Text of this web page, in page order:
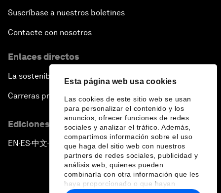
Esta página web usa cookies
Las cookies de este sitio web se usan
para personalizar el contenido y los
anuncios, ofrecer funciones de redes
sociales y analizar el tráfico. Además,
compartimos información sobre el uso
que haga del sitio web con nuestros
partners de redes sociales, publicidad y
análisis web, quienes pueden
combinarla con otra información que les
haya proporcionado o que hayan
Suscríbase a nuestros boletines
Contacte con nosotros
Enlaces directos
La sostenibilidad en el Foro
Carreras profesionales
Ediciones en otros idiomas
EN ▪ ES▪中文▪ 日本語